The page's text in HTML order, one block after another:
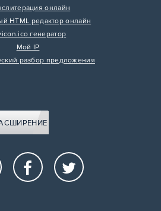
онлайн
HTML редактор онлайн
генератор
Мой IP
разбор предложения